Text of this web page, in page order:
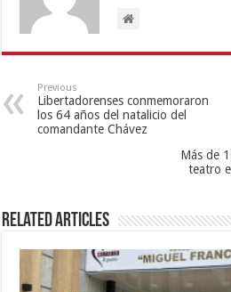
Previous
Libertadorenses conmemoraron
los 64 años del natalicio del
comandante Chávez
Más de
teatro
Related Articles